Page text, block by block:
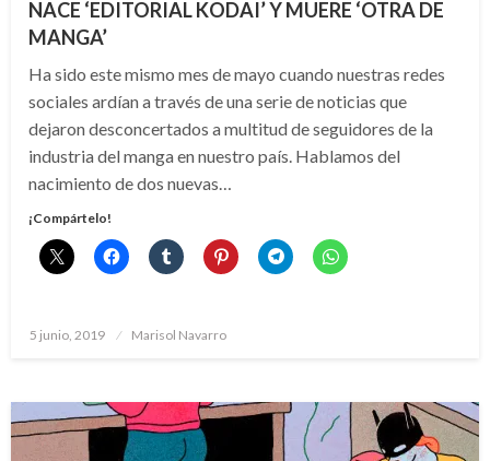
NACE ‘EDITORIAL KODAI’ Y MUERE ‘OTRA DE
MANGA’
Ha sido este mismo mes de mayo cuando nuestras redes
sociales ardían a través de una serie de noticias que
dejaron desconcertados a multitud de seguidores de la
industria del manga en nuestro país. Hablamos del
nacimiento de dos nuevas…
¡Compártelo!
Publicado
5 junio, 2019 Marisol Navarro